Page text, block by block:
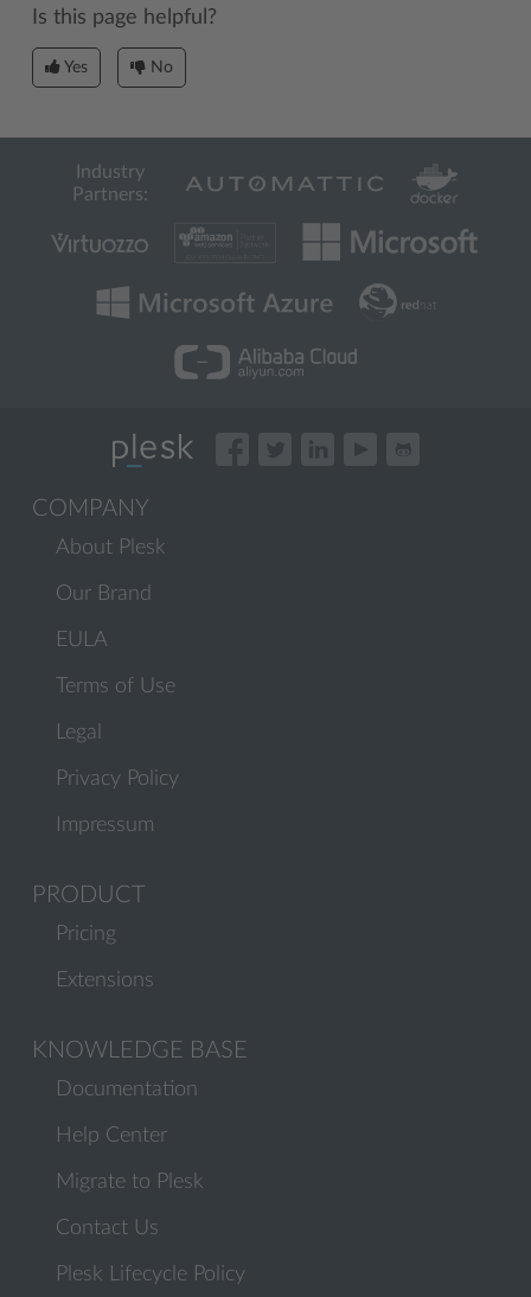
Is this page helpful?
Yes No
Industry
Partners:
COMPANY
About Plesk
Our Brand
EULA
Terms of Use
Legal
Privacy Policy
Impressum
PRODUCT
Pricing
Extensions
KNOWLEDGE BASE
Documentation
Help Center
Migrate to Plesk
Contact Us
Plesk Lifecycle Policy